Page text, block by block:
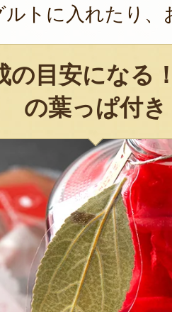
ルトに入れたり、
の目安になる
の葉っぱ付き